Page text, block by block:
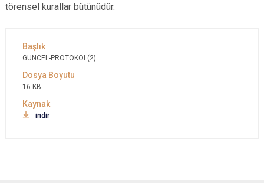
törensel kurallar bütünüdür.
GUNCEL-PROTOKOL(2)
16 KB
indir